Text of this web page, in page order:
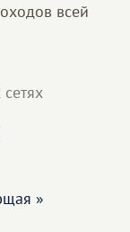
всей
»